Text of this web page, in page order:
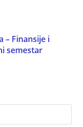
– Finansije i
semestar